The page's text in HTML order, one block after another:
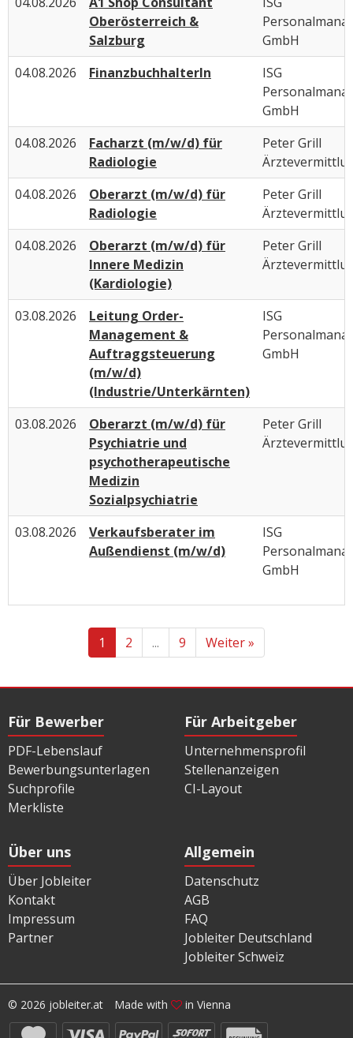
Oberösterreich &
Salzburg
GmbH
04.08.2026
FinanzbuchhalterIn
ISG
GmbH
04.08.2026
Facharzt (m/w/d) für
Radiologie
Peter Grill
04.08.2026
Oberarzt (m/w/d) für
Radiologie
Peter Grill
04.08.2026
Oberarzt (m/w/d) für
Innere Medizin
(Kardiologie)
Peter Grill
03.08.2026
Leitung Order-
Management &
Auftraggsteuerung
(m/w/d)
(Industrie/Unterkärnten)
ISG
GmbH
03.08.2026
Oberarzt (m/w/d) für
Psychiatrie und
psychotherapeutische
Medizin
Sozialpsychiatrie
Peter Grill
03.08.2026
Verkaufsberater im
Außendienst (m/w/d)
ISG
GmbH
1 2 ... 9 Weiter »
Für Bewerber
PDF-Lebenslauf
Bewerbungsunterlagen
Suchprofile
Merkliste
Für Arbeitgeber
Unternehmensprofil
Stellenanzeigen
CI-Layout
Über uns
Über Jobleiter
Kontakt
Impressum
Partner
Allgemein
Datenschutz
AGB
FAQ
Jobleiter Deutschland
Jobleiter Schweiz
© 2026 jobleiter.at Made with in Vienna